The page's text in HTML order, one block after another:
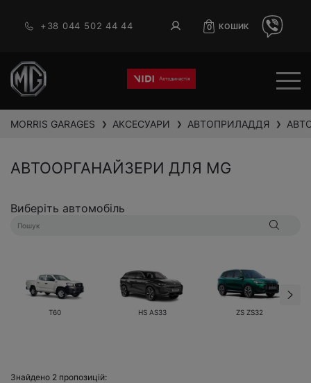
+38 044 502 44 44 0 КОШИК
MORRIS GARAGES ❯ АКСЕСУАРИ ❯ АВТОПРИЛАДДЯ ❯
АВТООРГАНАЙЗЕРИ ДЛЯ MG
Виберіть автомобіль
T60 HS AS33 ZS ZS32
Знайдено 2 пропозицій: